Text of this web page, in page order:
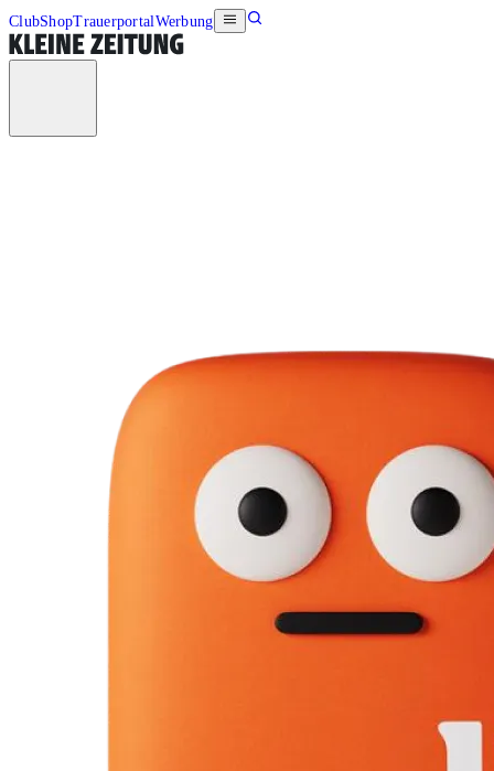
ClubShopTrauerportalWerbung